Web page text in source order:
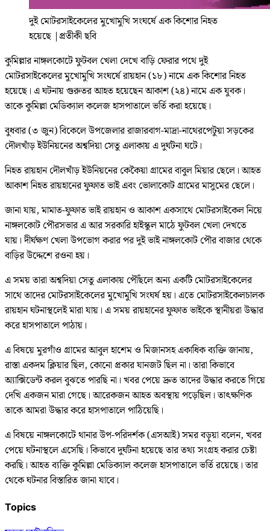
দুই মোটরসাইকেলের মুখোমুখি সংঘর্ষে এক কিশোর নিহত
হয়েছে |প্রতীকী ছবি
কুমিল্লার নাঙ্গলকোটে ফুটবল খেলা দেখে বাড়ি ফেরার পথে দুই
মোটরসাইকেলের মুখোমুখি সংঘর্ষে রায়হান (১৮) নামে এক কিশোর নিহত
হয়েছে। এ ঘটনায় গুরুতর আহত হয়েছেন আকাশ (২৪) নামে এক যুবক।
তাকে কুমিল্লা মেডিক্যাল কলেজ হাসপাতালে ভর্তি করা হয়েছে।
বুধবার (৩ জুন) বিকেলে উপজেলার রাজারবাগ-মাদ্রা-নাথেরপেটুয়া সড়কের
দৌলখাঁড় ইউনিয়নের অশ্বদিয়া সেতু এলাকায় এ দুর্ঘটনা ঘটে।
নিহত রায়হান দৌলখাঁড় ইউনিয়নের কেকৈয়া গ্রামের বাবুল মিয়ার ছেলে। আহত
আকাশ নিহত রায়হানের ফুফাত ভাই এবং ভোলাকোট গ্রামের মাসুমের ছেলে।
জানা যায়, মামাত-ফুফাত ভাই রায়হান ও আকাশ একসাথে মোটরসাইকেল নিয়ে
নাঙ্গলকোট পৌরসভার এ আর সরকারি হাইস্কুল মাঠে ফুটবল খেলা দেখতে
যায়। দীর্ঘক্ষণ খেলা উপভোগ করার পর দুই ভাই নাঙ্গলকোট পৌর বাজার থেকে
বাড়ির উদ্দেশে রওনা হয়।
এ সময় তারা অশ্বদিয়া সেতু এলাকায় পৌঁছলে অন্য একটি মোটরসাইকেলের
সাথে তাদের মোটরসাইকেলের মুখোমুখি সংঘর্ষ হয়। এতে মোটরসাইকেলচালক
রায়হান ঘটনাস্থলেই মারা যায়। এ সময় রায়হানের ফুফাত ভাইকে স্থানীয়রা উদ্ধার
করে হাসপাতালে পাঠায়।
এ বিষয়ে মুরগাঁও গ্রামের আবুল হাশেম ও মিজানসহ একাধিক ব্যক্তি জানায়,
রাস্তা একদম ক্লিয়ার ছিল, কোনো প্রকার যানজট ছিল না। তারা কিভাবে
অ্যাক্সিডেন্ট করল বুঝতে পারছি না। খবর পেয়ে দ্রুত তাদের উদ্ধার করতে গিয়ে
দেখি একজন মারা গেছে। আরেকজন আহত অবস্থায় পড়েছিল। তাৎক্ষণিক
তাকে আমরা উদ্ধার করে হাসপাতালে পাঠিয়েছি।
এ বিষয়ে নাঙ্গলকোটে থানার উপ-পরিদর্শক (এসআই) সমর বড়ুয়া বলেন, খবর
পেয়ে ঘটনাস্থলে এসেছি। কিভাবে দুর্ঘটনা হয়েছে তার তথ্য সংগ্রহ করার চেষ্টা
করছি। আহত ব্যক্তি কুমিল্লা মেডিক্যাল কলেজ হাসপাতালে ভর্তি রয়েছে। তার
থেকে ঘটনার বিস্তারিত জানা যাবে।
Topics